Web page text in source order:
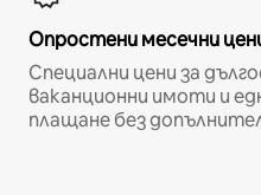
Опростени месечни
Специални цени за
ваканционни имоти и
плащане без